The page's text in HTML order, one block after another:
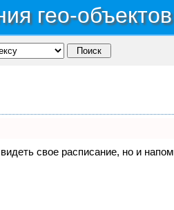
гео-
свое расписание, но и